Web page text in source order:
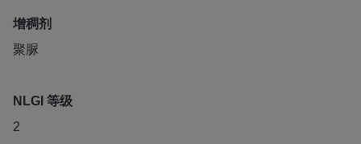
增稠剂
聚脲
NLGI 等级
2